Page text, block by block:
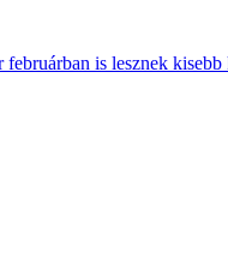
is lesznek kisebb